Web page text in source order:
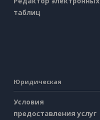
таблиц
Юридическая
Условия
предоставления услуг